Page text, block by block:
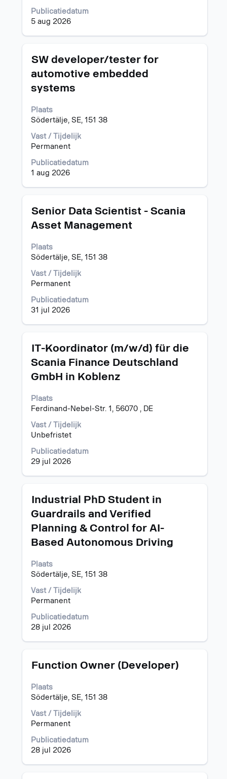
de
details
bekijken.
Publicatiedatum
5 aug 2026
de
functiegegevens
weer
geven.
Titel
SW developer/tester for
automotive embedded
systems
Plaats
Södertälje, SE, 151 38
Vast / Tijdelijk
Permanent
Publicatiedatum
1 aug 2026
Selecteer
spatiebalk
om
volledige
inhoud
de
functiegegevens
weer
te
geven.
Titel
Senior Data Scientist - Scania
Asset Management
Plaats
Södertälje, SE, 151 38
Vast / Tijdelijk
Permanent
Publicatiedatum
31 jul 2026
Selecteer
spatiebalk
de
volledige
inhoud
van
functiegegevens
weer
Titel
IT-Koordinator (m/w/d) für die
Scania Finance Deutschland
GmbH in Koblenz
Plaats
Ferdinand-Nebel-Str. 1, 56070 , DE
Vast / Tijdelijk
Unbefristet
Publicatiedatum
29 jul 2026
Selecteer
spatiebalk
om
volledige
inhoud
de
functiegegevens
weer
te
geven.
Titel
Industrial PhD Student in
Guardrails and Verified
Planning & Control for AI-
Based Autonomous Driving
Plaats
Södertälje, SE, 151 38
Vast / Tijdelijk
Permanent
Publicatiedatum
28 jul 2026
Selecteer
spatiebalk
om
de
volledige
van
de
functiegegevens
weer
geven.
Titel
Function Owner (Developer)
Plaats
Södertälje, SE, 151 38
Vast / Tijdelijk
Permanent
Publicatiedatum
28 jul 2026
Selecteer
spatiebalk
om
volledige
inhoud
de
functiegegevens
weer